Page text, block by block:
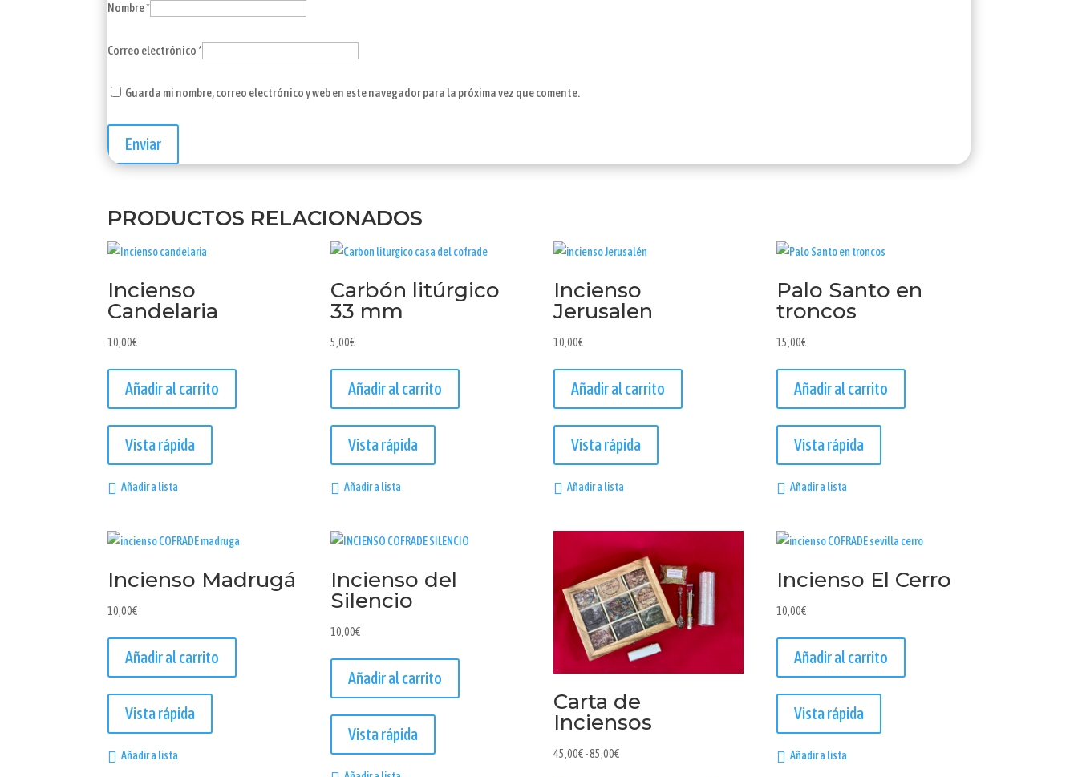
Nombre*
Correo electrónico*
Guarda mi nombre, correo electrónico y web en este navegador para la próxima vez que comente.
PRODUCTOS RELACIONADOS
Incienso
Candelaria
10,00€
Añadir al carrito
Vista rápida
Añadir a lista
Carbón litúrgico
33 mm
5,00€
Añadir al carrito
Vista rápida
Añadir a lista
Incienso
Jerusalen
10,00€
Añadir al carrito
Vista rápida
Añadir a lista
Palo Santo en
troncos
15,00€
Añadir al carrito
Vista rápida
Añadir a lista
Incienso Madrugá
10,00€
Añadir al carrito
Vista rápida
Añadir a lista
Incienso del
Silencio
10,00€
Añadir al carrito
Vista rápida
Carta de
Inciensos
45,00€-85,00€Rango
Incienso El Cerro
10,00€
Añadir al carrito
Vista rápida
Añadir a lista